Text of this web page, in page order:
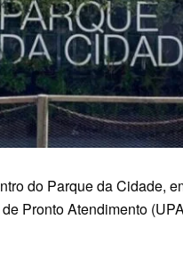
do Parque da Cidade,
Pronto Atendimento